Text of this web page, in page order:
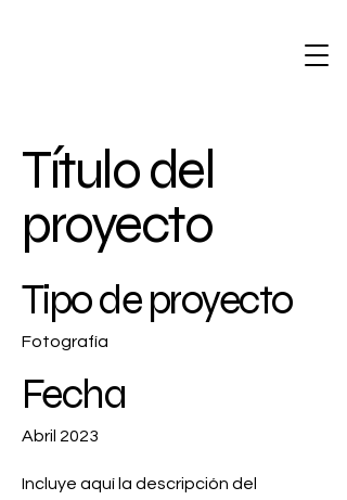
Título del
proyecto
Tipo de proyecto
Fotografía
Fecha
Abril 2023
Incluye aquí la descripción del